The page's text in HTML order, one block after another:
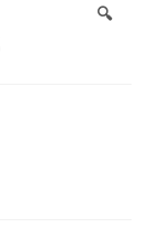
n
🔍